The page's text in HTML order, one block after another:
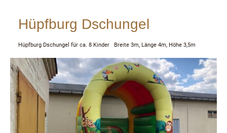
Hüpfburg Dschungel
Hüpfburg Dschungel für ca. 8 Kinder Breite 3m, Länge 4m, Höhe 3,5m